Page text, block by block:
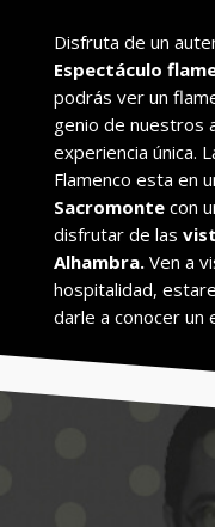
Disfruta de un
Espectáculo
podrás ver un
genio de nuestros
experiencia única.
Flamenco esta en
Sacromontecon
disfrutar de las
Alhambra.Ven a
hospitalidad,
darle a conocer un